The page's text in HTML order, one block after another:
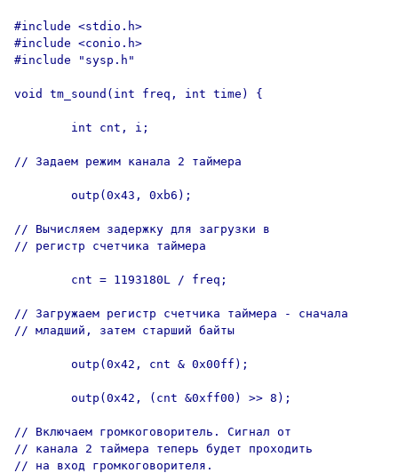
#include <stdio.h>
#include <conio.h>
#include "sysp.h"
void tm_sound(int freq, int time) {
        int cnt, i;
// Задаем режим канала 2 таймера
        outp(0x43, 0xb6);
// Вычисляем задержку для загрузки в
// регистр счетчика таймера
        cnt = 1193180L / freq;
// Загружаем регистр счетчика таймера - сначала
// младший, затем старший байты
        outp(0x42, cnt & 0x00ff);
        outp(0x42, (cnt &0xff00) >> 8);
// Включаем громкоговоритель. Сигнал от
// канала 2 таймера теперь будет проходить
// на вход громкоговорителя.